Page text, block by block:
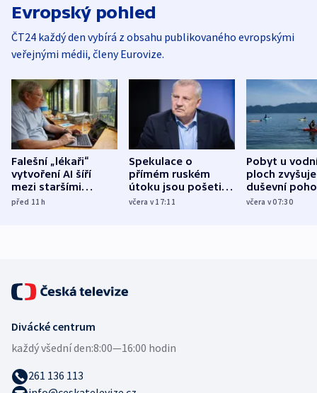
Evropský pohled
ČT24 každý den vybírá z obsahu publikovaného evropskými
veřejnými médii, členy Eurovize.
Falešní „lékaři“
vytvoření AI šíří
mezi staršími
Poláky nebezpečné
před 11h
Spekulace o
přímém ruském
útoku jsou pošetilé,
míní estonský
včera v 17:11
Pobyt u
ploch zvyšuje
duševní
ukázala
včera v 07:30
Divácké centrum
každý všední den:8:00—16:00 hodin
261 136 113